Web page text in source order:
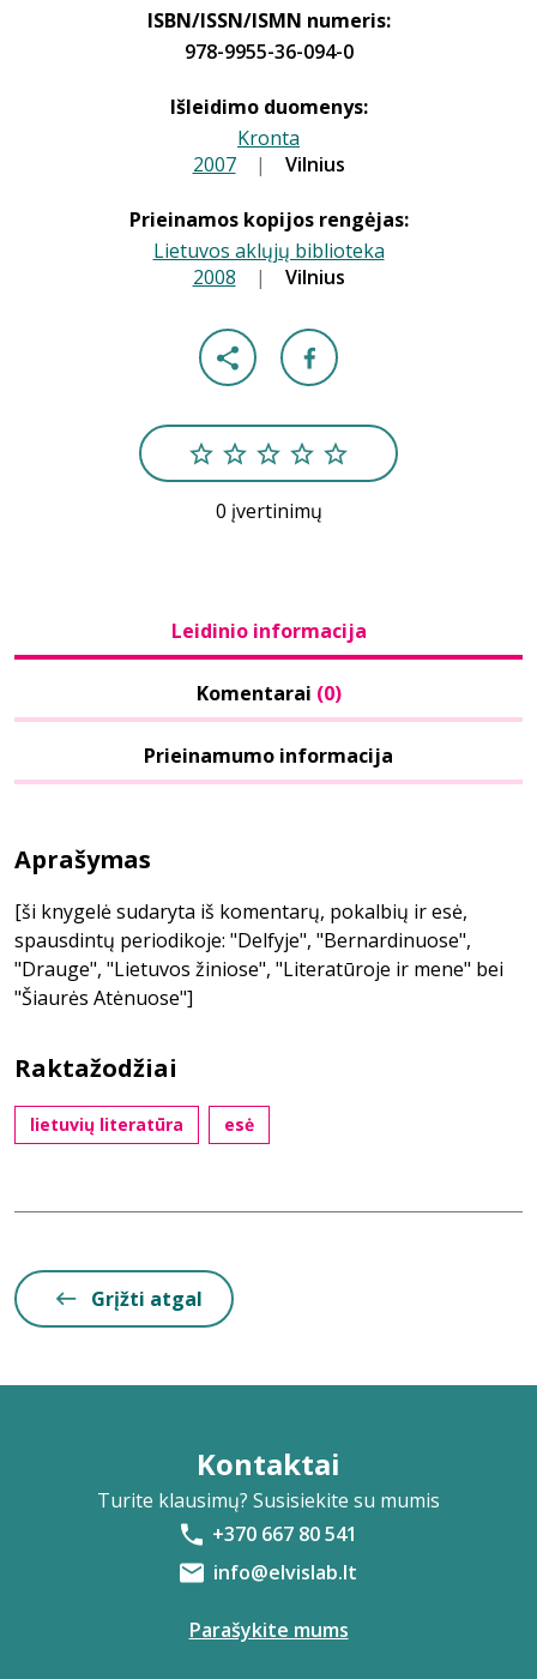
ISBN/ISSN/ISMN numeris:
978-9955-36-094-0
Išleidimo duomenys:
Kronta
2007 | Vilnius
Prieinamos kopijos rengėjas:
Lietuvos aklųjų biblioteka
2008 | Vilnius
0 įvertinimų
Leidinio informacija
Komentarai (0)
Prieinamumo informacija
Aprašymas
[ši knygelė sudaryta iš komentarų, pokalbių ir esė,
spausdintų periodikoje: "Delfyje", "Bernardinuose",
"Drauge", "Lietuvos žiniose", "Literatūroje ir mene" bei
"Šiaurės Atėnuose"]
Raktažodžiai
lietuvių literatūra esė
Grįžti atgal
Kontaktai
Turite klausimų? Susisiekite su mumis
+370 667 80 541
info@elvislab.lt
Parašykite mums